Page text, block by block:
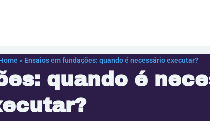
Home » Ensaios em fundações: quando é necessário executar?
quando é